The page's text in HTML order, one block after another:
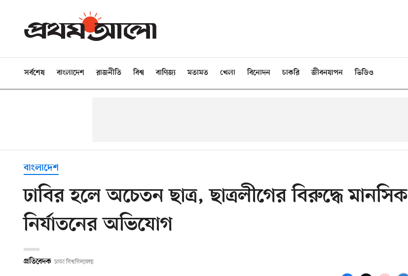
সর্বশেষ বাংলাদেশ রাজনীতি বিশ্ব বাণিজ্য মতামত খেলা বিনোদন চাকরি জীবনযাপন ভিডিও
বাংলাদেশ
ঢাবির হলে অচেতন ছাত্র, ছাত্রলীগের বিরুদ্ধে মানসিক
নির্যাতনের অভিযোগ
প্রতিবেদক ঢাকা বিশ্ববিদ্যালয়